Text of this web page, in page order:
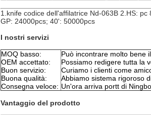
1.knife codice dell'affilatrice Nd-063B 2.HS:
GP: 24000pcs; 40': 50000pcs
I nostri servizi
MOQ basso:
OEM accettato:
Buon servizio:
Buona qualità:
Consegna veloce:
Può incontrare molto bene
Possiamo redigere tutta la
Curiamo i clienti come
Abbiamo sistema rigoroso
Un'ora arriva portt di Ningbo
Vantaggio del prodotto